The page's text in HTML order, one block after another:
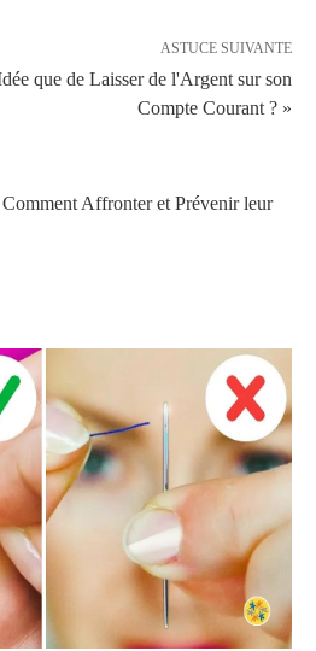
ASTUCE SUIVANTE
que de Laisser de l'Argent sur son
Compte Courant ? »
Affronter et Prévenir leur